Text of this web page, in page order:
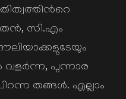
സി.എം
പുന്നാര
തങ്ങള്‍. എല്ലാം